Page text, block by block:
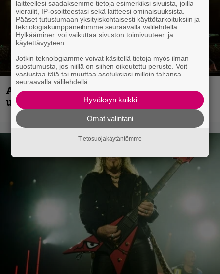
Anthrax vie katsojat keikkatunnelmiin
uudella videollaan
laitteellesi saadaksemme tietoja esimerkiksi sivuista, joilla
vierailit, IP-osoitteestasi sekä laitteesi ominaisuuksista.
Pääset tutustumaan yksityiskohtaisesti käyttötarkoituksiin ja
teknologiakumppaneihimme seuraavalla välilehdellä.
Hylkääminen voi vaikuttaa sivuston toimivuuteen ja
käytettävyyteen.
Jotkin teknologiamme voivat käsitellä tietoja myös ilman
suostumusta, jos niillä on siihen oikeutettu peruste. Voit
vastustaa tätä tai muuttaa asetuksiasi milloin tahansa
seuraavalla välilehdellä.
Hyväksyn kaikki
Omat valintani
Tietosuojakäytäntömme